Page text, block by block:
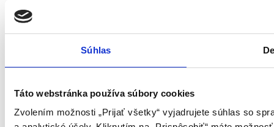
Súhlas
Táto webstránka používa súbory cookies
Zvolením možnosti „Prijať všetky“ vyjadrujete súhlas so
Referencie zákazníkov
Elektronické odstúpenie od zmluvy
zväčšiť obrázok